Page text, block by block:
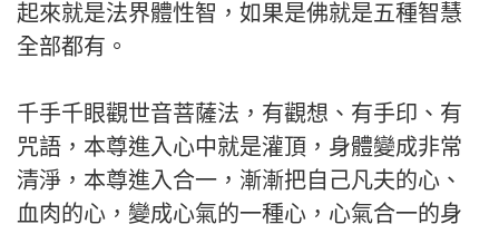
起來就是法界體性智，如果是佛就是五種智慧
全部都有。
千手千眼觀世音菩薩法，有觀想、有手印、有
咒語，本尊進入心中就是灌頂，身體變成非常
清淨，本尊進入合一，漸漸把自己凡夫的心、
血肉的心，變成心氣的一種心，心氣合一的身